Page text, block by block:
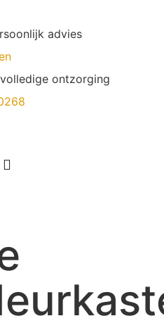
advies
ontzorging